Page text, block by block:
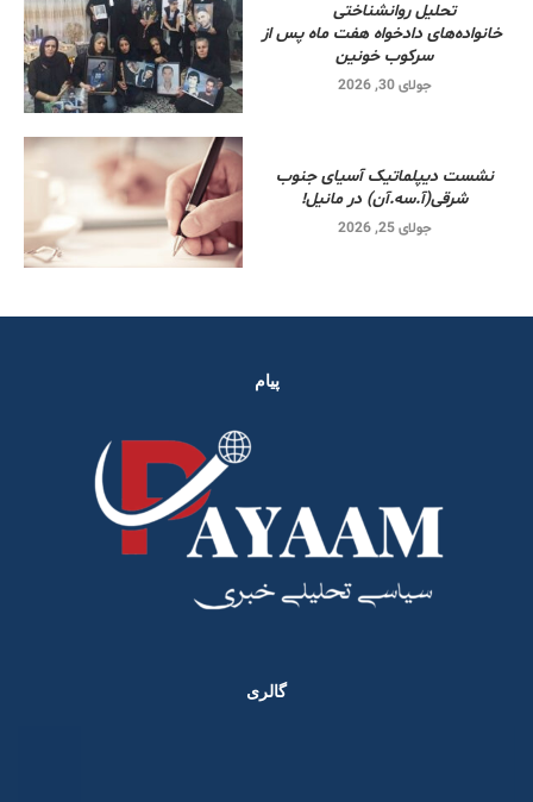
تحلیل روانشناختی
خانواده‌های دادخواه هفت ماه پس از
سرکوب خونین
جولای 30, 2026
نشست دیپلماتیک آسیای جنوب
شرقی‌(آ.سه.آن) در مانیل!
جولای 25, 2026
پیام
گالری